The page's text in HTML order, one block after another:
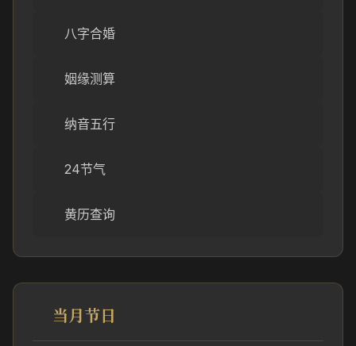
八字合婚
姻缘测算
纳音五行
24节气
黄历查询
当月节日